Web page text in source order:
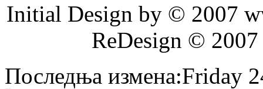
Initial Design by © 2007
ReDesign ©
Последња измена:Friday